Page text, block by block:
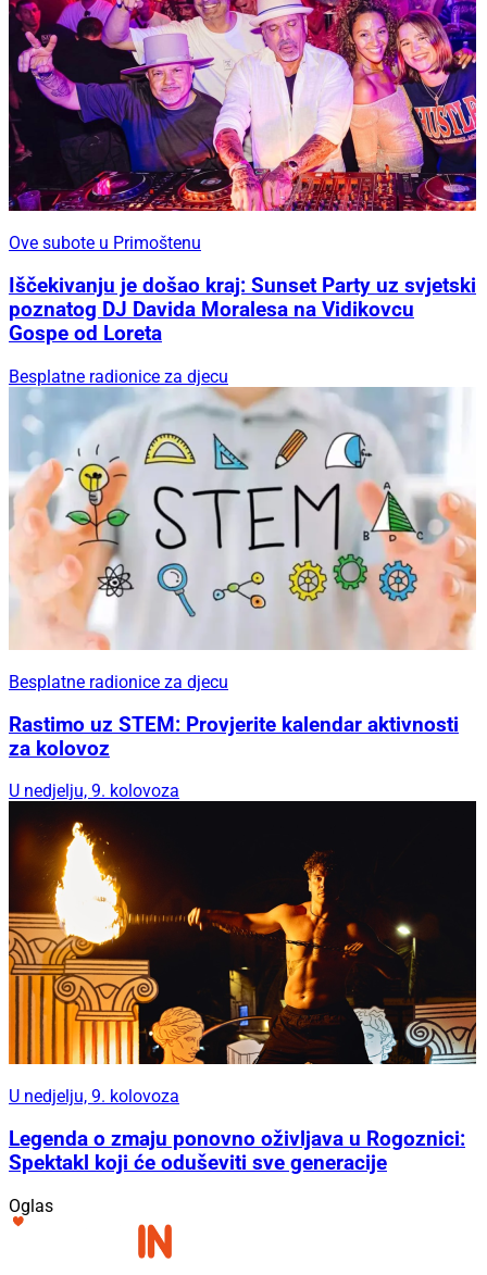
Ove subote u Primoštenu
Iščekivanju je došao kraj: Sunset Party uz svjetski
poznatog DJ Davida Moralesa na Vidikovcu
Gospe od Loreta
Besplatne radionice za djecu
Besplatne radionice za djecu
Rastimo uz STEM: Provjerite kalendar aktivnosti
za kolovoz
U nedjelju, 9. kolovoza
U nedjelju, 9. kolovoza
Legenda o zmaju ponovno oživljava u Rogoznici:
Spektakl koji će oduševiti sve generacije
Oglas